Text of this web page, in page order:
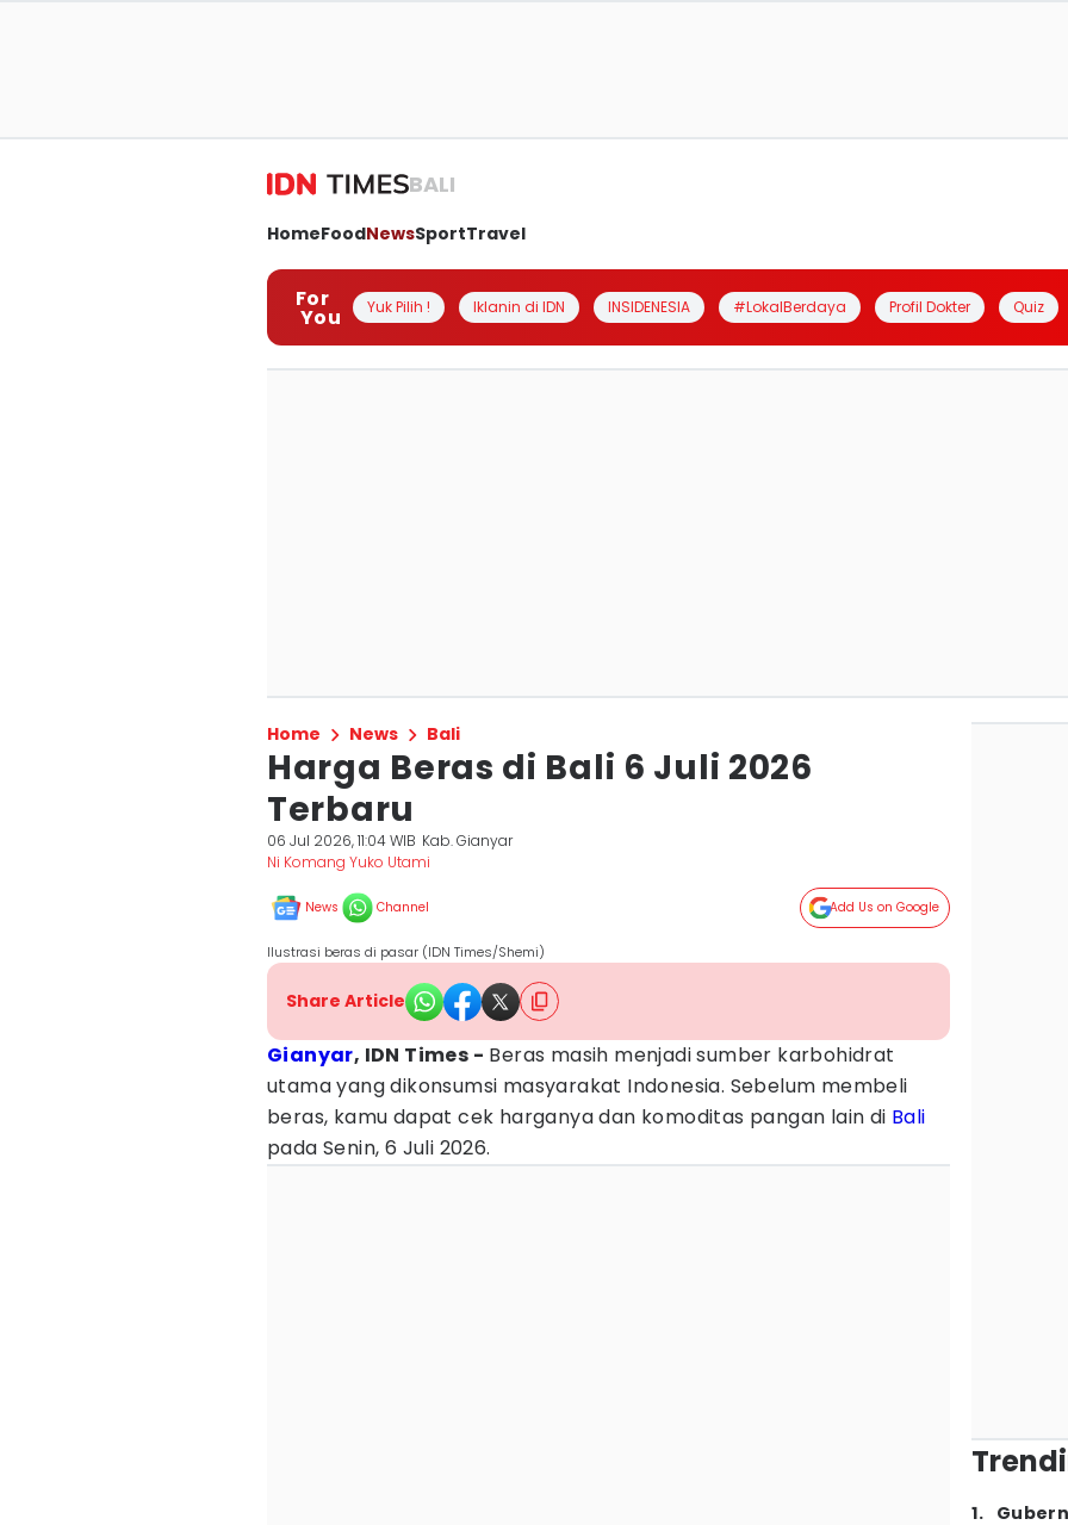
BALI
HomeFoodNewsSportTravel
For
You Yuk Pilih ! Iklanin di IDN INSIDENESIA #LokalBerdaya Profil Dokter Quiz
Home News Bali
Harga Beras di Bali 6 Juli 2026
Terbaru
06 Jul 2026, 11:04 WIB Kab. Gianyar
Ni Komang Yuko Utami
News Channel Add Us on Google
Ilustrasi beras di pasar (IDN Times/Shemi)
Share Article
Gianyar, IDN Times - Beras masih menjadi sumber karbohidrat
utama yang dikonsumsi masyarakat Indonesia. Sebelum membeli
beras, kamu dapat cek harganya dan komoditas pangan lain di Bali
pada Senin, 6 Juli 2026.
1.